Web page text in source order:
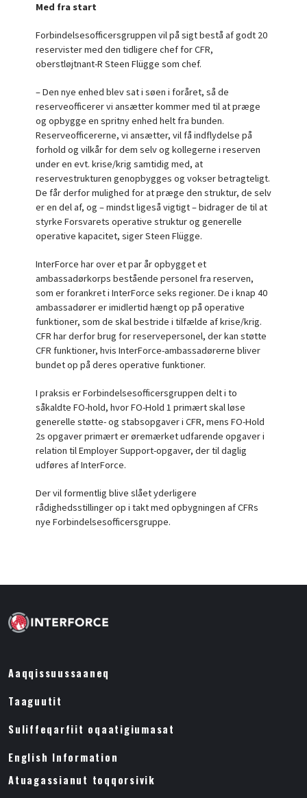
Med fra start
Forbindelsesofficersgruppen vil på sigt bestå af godt 20
reservister med den tidligere chef for CFR,
oberstløjtnant-R Steen Flügge som chef.
– Den nye enhed blev sat i søen i foråret, så de
reserveofficerer vi ansætter kommer med til at præge
og opbygge en spritny enhed helt fra bunden.
Reserveofficererne, vi ansætter, vil få indflydelse på
forhold og vilkår for dem selv og kollegerne i reserven
under en evt. krise/krig samtidig med, at
reservestrukturen genopbygges og vokser betragteligt.
De får derfor mulighed for at præge den struktur, de selv
er en del af, og – mindst ligeså vigtigt – bidrager de til at
styrke Forsvarets operative struktur og generelle
operative kapacitet, siger Steen Flügge.
InterForce har over et par år opbygget et
ambassadørkorps bestående personel fra reserven,
som er forankret i InterForce seks regioner. De i knap 40
ambassadører er imidlertid hængt op på operative
funktioner, som de skal bestride i tilfælde af krise/krig.
CFR har derfor brug for reservepersonel, der kan støtte
CFR funktioner, hvis InterForce-ambassadørerne bliver
bundet op på deres operative funktioner.
I praksis er Forbindelsesofficersgruppen delt i to
såkaldte FO-hold, hvor FO-Hold 1 primært skal løse
generelle støtte- og stabsopgaver i CFR, mens FO-Hold
2s opgaver primært er øremærket udfarende opgaver i
relation til Employer Support-opgaver, der til daglig
udføres af InterForce.
Der vil formentlig blive slået yderligere
rådighedsstillinger op i takt med opbygningen af CFRs
nye Forbindelsesofficersgruppe.
Aaqqissuussaaneq
Taaguutit
Suliffeqarfiit oqaatigiumasat
English Information
Atuagassianut toqqorsivik